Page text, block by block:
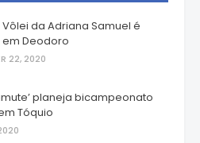
da Adriana Samuel é
Deodoro
22, 2020
planeja bicampeonato
Tóquio